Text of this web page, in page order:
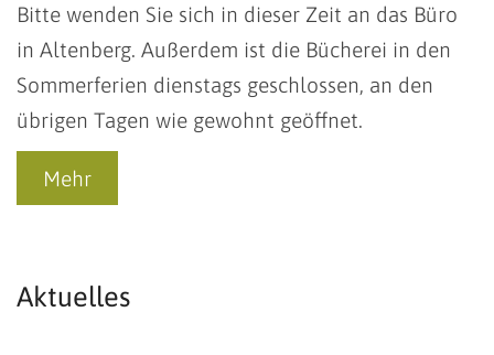
Bitte wenden Sie sich in dieser Zeit an das Büro
in Altenberg. Außerdem ist die Bücherei in den
Sommerferien dienstags geschlossen, an den
übrigen Tagen wie gewohnt geöffnet.
Mehr
Aktuelles